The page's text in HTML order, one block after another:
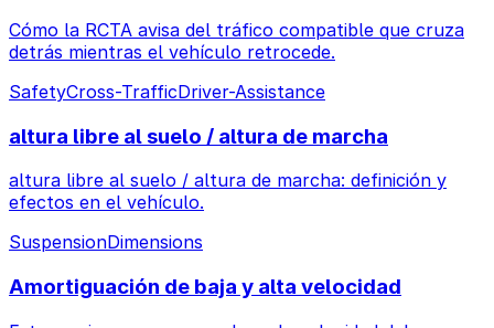
Cómo la RCTA avisa del tráfico compatible que cruza
detrás mientras el vehículo retrocede.
SafetyCross-TrafficDriver-Assistance
altura libre al suelo / altura de marcha
altura libre al suelo / altura de marcha: definición y
efectos en el vehículo.
SuspensionDimensions
Amortiguación de baja y alta velocidad